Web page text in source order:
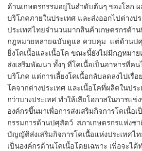
ด้านเกษตรกรรมอยู่ในลำดับต้นๆ ของโลก
บริโภคภายในประเทศ และส่งออกไปต่างปร
ประเทศไทยจำนวนมากสินค้าเกษตรกรด้า
กฎหมายหลายฉบับดูแล ควบคุม แต่ด้านปศุ
ยิ่งโคเนื้อและเนื้อโค ขณะนี้ยังไม่มีกฎหมาย
ส่งเสริมพัฒนา ทั้งๆ ที่โคเนื้อเป็นอาหารที่ค
บริโภค แต่การเลี้ยงโคเนื้อกลับลดลงไปเรื่อ
โคจากต่างประเทศ และเนื้อโคที่ผลิตในปร
กว่าบางประเทศ ทำให้เสียโอกาสในการแข่
องค์กรขึ้นมาเพื่อการส่งเสริมกิจการโคเนื้อ
กรรมการด้านปศุสัตว์ สภาเกษตรกรแห่งชา
บัญญัติส่งเสริมกิจการโคเนื้อแห่งประเทศไ
เป็นองค์กรด้านโคเนื้อโดยเฉพาะ เพื่อจะไ